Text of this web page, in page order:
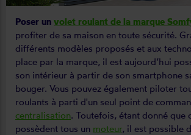
Poser un volet roulant de la marque
profiter de sa maison en toute sécurité.
différents modèles proposés et aux
place par la marque, il est aujourd’hui
son intérieur à partir de son smartphone
bouger. Vous pouvez également piloter
roulants à parti d'un seul point de
centralisation. Toutefois, étant donné que
possèdent tous un moteur, il est possible